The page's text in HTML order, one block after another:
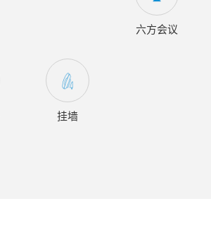
六方会议
挂墙